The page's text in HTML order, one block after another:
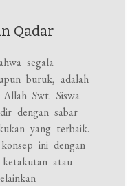
Qadar
segala
buruk, adalah
Swt. Siswa
dengan sabar
yang terbaik.
ini dengan
atau